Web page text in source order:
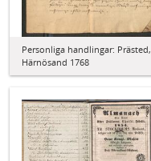
Personliga handlingar: Prästed,
Härnösand 1768